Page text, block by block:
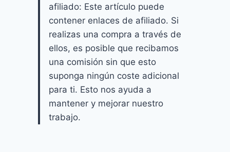
afiliado: Este artículo puede
contener enlaces de afiliado. Si
realizas una compra a través de
ellos, es posible que recibamos
una comisión sin que esto
suponga ningún coste adicional
para ti. Esto nos ayuda a
mantener y mejorar nuestro
trabajo.